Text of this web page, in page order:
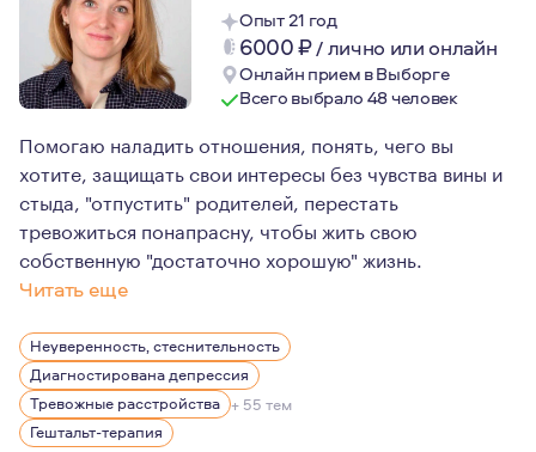
Опыт 21 год
6000₽/лично или онлайн
Онлайн прием в Выборге
Всего выбрало 48 человек
Помогаю наладить отношения, понять, чего вы
хотите, защищать свои интересы без чувства вины и
стыда, "отпустить" родителей, перестать
тревожиться понапрасну, чтобы жить свою
собственную "достаточно хорошую" жизнь.
Читать еще
Работаю в длительном формате и провожу разовые
Неуверенность, стеснительность
Диагностирована депрессия
Тревожные расстройства + 55 тем
Гештальт-терапия